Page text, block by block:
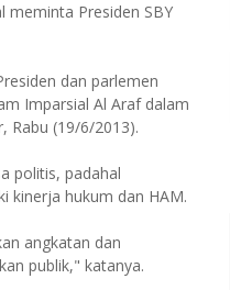
meminta Presiden SBY
dan parlemen
Imparsial Al Araf dalam
Rabu (19/6/2013).
politis, padahal
kinerja hukum dan HAM.
angkatan dan
publik," katanya.